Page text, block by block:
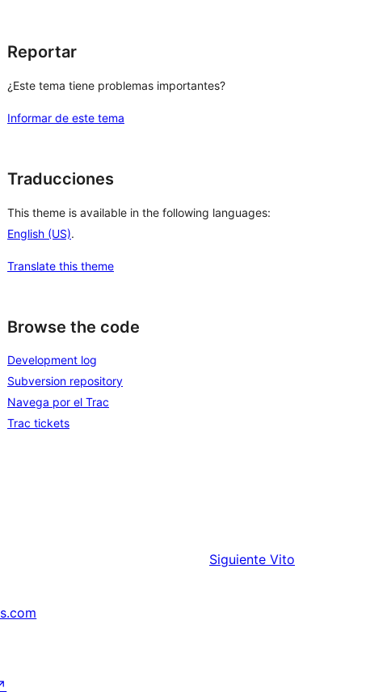
Reportar
¿Este tema tiene problemas importantes?
Informar de este tema
Traducciones
This theme is available in the following languages:
English (US).
Translate this theme
Browse the code
Development log
Subversion repository
Navega por el Trac
Trac tickets
Siguiente Vito